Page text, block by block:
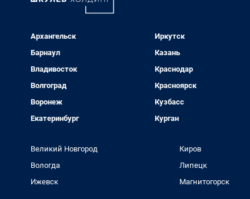
Архангельск
Барнаул
Владивосток
Волгоград
Воронеж
Екатеринбург
Иркутск
Казань
Краснодар
Красноярск
Кузбасс
Курган
Великий Новгород
Вологда
Ижевск
Киров
Липецк
Магнитогорск